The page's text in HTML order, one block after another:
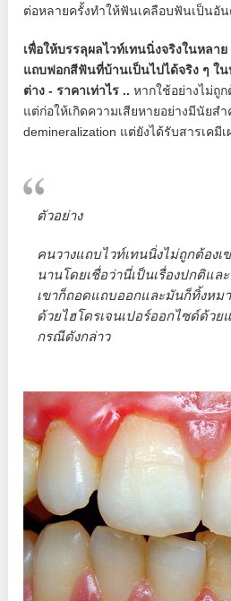
ต่อหลายครั้งทำให้ฟันเคลือบฟันเป็นอัน
เพื่อให้บรรลุผลไวท์เทนนิ่งจริงในหลา
แถบฟอกสีฟันที่บ้านเป็นไปได้จริง ๆ ใ
ต่าง - ราคาเท่าไร .. หากใช้อย่างไม่ถูก
แต่ก่อให้เกิดความเสียหายอย่างมีนัยส
demineralization แต่ยังได้รับสารเคมีเ
ตัวอย่าง
คนวางแถบไวท์เทนนิ่งไม่ถูกต้องเ
นานโดยเชื่อว่านี่เป็นเรื่องปกติแล
เขาก็ถอดแถบออกและมันก็ทิ้งหม
ด้วยไฮโดรเจนเปอร์ออกไซด์ด้ว
กรณีดังกล่าว